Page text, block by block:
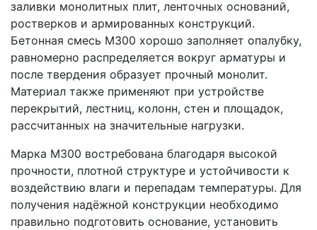
заливки монолитных плит, ленточных оснований,
ростверков и армированных конструкций.
Бетонная смесь М300 хорошо заполняет опалубку,
равномерно распределяется вокруг арматуры и
после твердения образует прочный монолит.
Материал также применяют при устройстве
перекрытий, лестниц, колонн, стен и площадок,
рассчитанных на значительные нагрузки.
Марка М300 востребована благодаря высокой
прочности, плотной структуре и устойчивости к
воздействию влаги и перепадам температуры. Для
получения надёжной конструкции необходимо
правильно подготовить основание, установить